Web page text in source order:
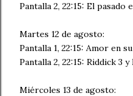
Pantalla 2, 22:15: El pasado
Martes 12 de agosto:
Pantalla 1, 22:15: Amor en
Pantalla 2, 22:15: Riddick 3 y
Miércoles 13 de agosto: